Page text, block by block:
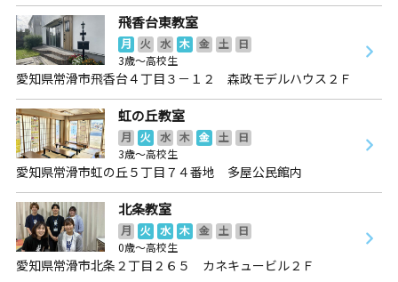
飛香台東教室
月 火 水 木 金 土
日
3歳～高校生
愛知県常滑市飛香台４丁目３－１２ 森政モデルハウス２Ｆ
虹の丘教室
月 火 水 木 金 土
日
3歳～高校生
愛知県常滑市虹の丘５丁目７４番地 多屋公民館内
北条教室
月 火 水 木 金 土
日
0歳～高校生
愛知県常滑市北条２丁目２６５ カネキュービル２Ｆ